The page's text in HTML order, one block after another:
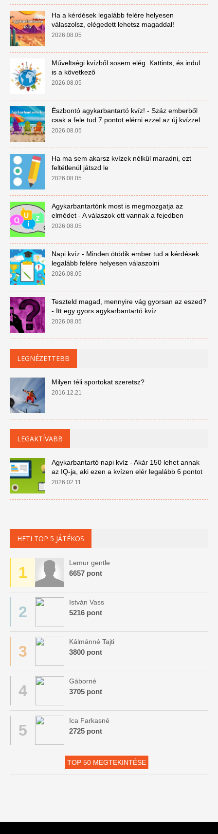
Ha a kérdések legalább felére helyesen
válaszolsz, elégedett lehetsz magaddal!
2026.08.05
Műveltségi kvízből sosem elég. Kattints, és indul
is a következő
2026.08.05
Észbontó agykarbantartó kvíz! - Száz emberből
csak a fele tud 7 pontot elérni ezzel az új kvízzel
2026.08.05
Ha ma sem akarsz kvízek nélkül maradni, ezt
feltétlenül játszd le
2026.08.05
Agykarbantartónk most is megmozgatja az
elmédet - A válaszok ott vannak a fejedben
2026.08.05
Napi kvíz - Minden ötödik ember tud a kérdések
legalább felére helyesen válaszolni
2026.08.05
Teszteld magad, mennyire vág gyorsan az eszed?
- Itt egy gyors agykarbantartó kvíz
2026.08.05
LEGNÉZETTEBB
Milyen téli sportokat szeretsz?
2016.12.21
LEGAKTÍVABB
Agykarbantartó napi kvíz - Akár 150 lehet annak
az IQ-ja, aki ezen a kvízen elér legalább 6 pontot
2026.02.11
HETI TOP 5 JÁTÉKOS
1
Lemur gentle
6657 pont
2
István Vass
5216 pont
3
Kálmánné Tajti
3800 pont
4
Gáborné
3705 pont
5
Ica Farkasné
2725 pont
TOP 50 MEGTEKINTÉSE